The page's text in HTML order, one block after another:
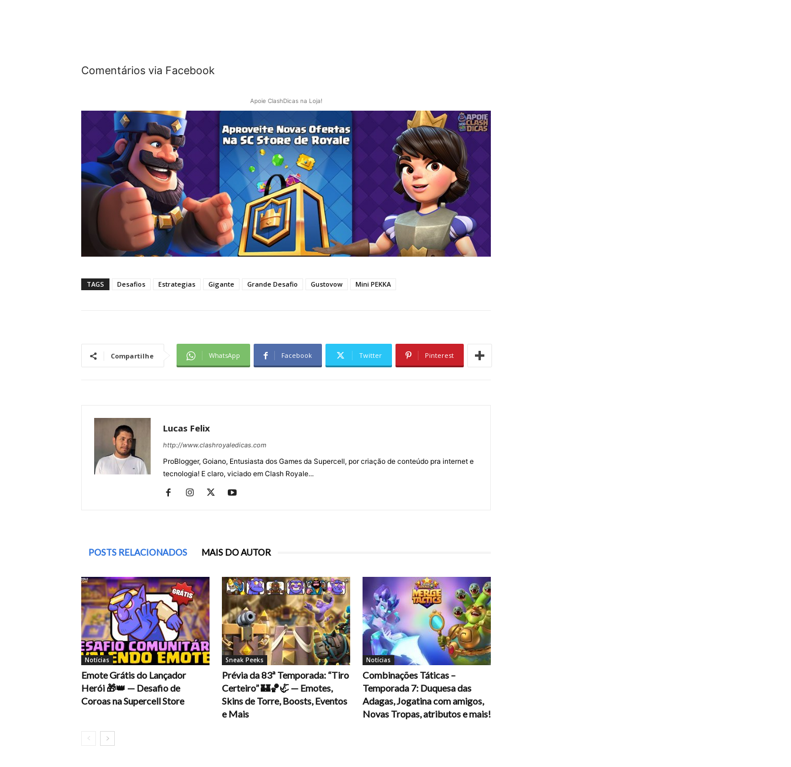
Comentários via Facebook
Apoie ClashDicas na Loja!
TAGS Desafios Estrategias Gigante Grande Desafio Gustovow Mini PEKKA
Compartilhe WhatsApp Facebook Twitter Pinterest
Lucas Felix
http://www.clashroyaledicas.com
ProBlogger, Goiano, Entusiasta dos Games da Supercell, por criação de conteúdo pra internet e
tecnologia! E claro, viciado em Clash Royale...
POSTS RELACIONADOS MAIS DO AUTOR
Notícias
Emote Grátis do Lançador
Herói 🎁👑 — Desafio de
Coroas na Supercell Store
Sneak Peeks
Prévia da 83ª Temporada: “Tiro
Certeiro” 🏰🏀🦏 — Emotes,
Skins de Torre, Boosts, Eventos
e Mais
Notícias
Combinações Táticas –
Temporada 7: Duquesa das
Adagas, Jogatina com amigos,
Novas Tropas, atributos e mais!